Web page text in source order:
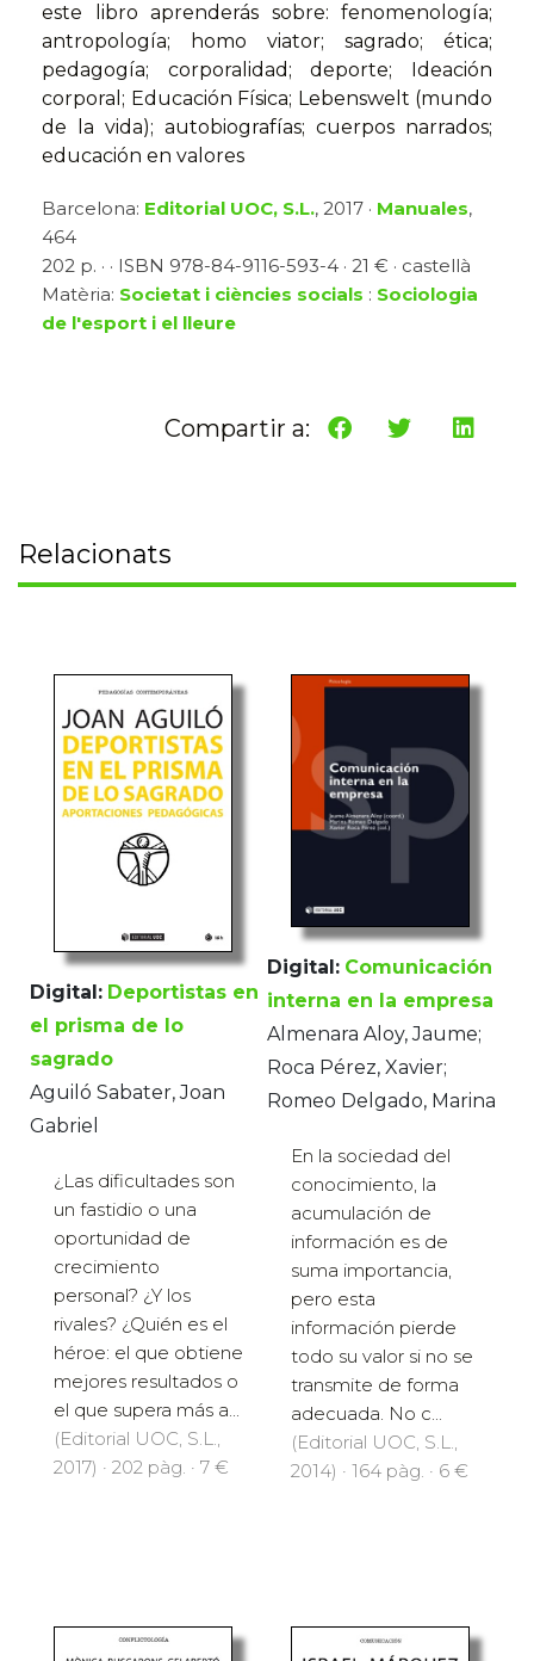
este libro aprenderás sobre: fenomenología;
antropología; homo viator; sagrado; ética;
pedagogía; corporalidad; deporte; Ideación
corporal; Educación Física; Lebenswelt (mundo
de la vida); autobiografías; cuerpos narrados;
educación en valores
Barcelona: Editorial UOC, S.L., 2017 · Manuales,
464
202 p. · · ISBN 978-84-9116-593-4 · 21 € · castellà
Matèria: Societat i ciències socials : Sociologia
de l'esport i el lleure
Compartir a:
Relacionats
Digital: Deportistas en
el prisma de lo
sagrado
Aguiló Sabater, Joan
Gabriel
¿Las dificultades son
un fastidio o una
oportunidad de
crecimiento
personal? ¿Y los
rivales? ¿Quién es el
héroe: el que obtiene
mejores resultados o
el que supera más a...
(Editorial UOC, S.L.,
2017) · 202 pàg. · 7 €
Digital: Comunicación
interna en la empresa
Almenara Aloy, Jaume;
Roca Pérez, Xavier;
Romeo Delgado, Marina
En la sociedad del
conocimiento, la
acumulación de
información es de
suma importancia,
pero esta
información pierde
todo su valor si no se
transmite de forma
adecuada. No c...
(Editorial UOC, S.L.,
2014) · 164 pàg. · 6 €